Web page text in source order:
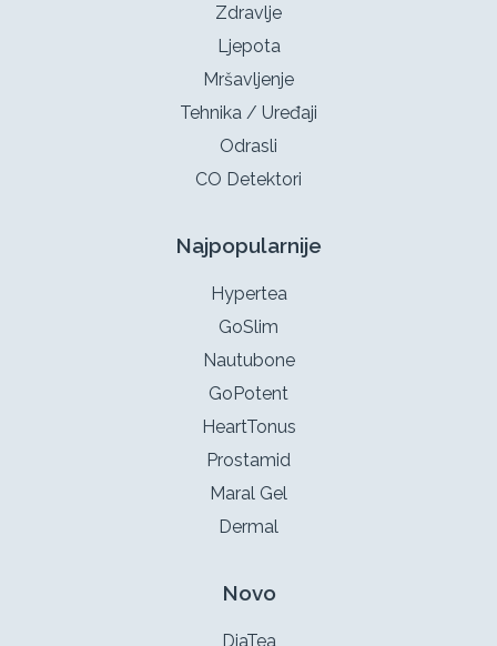
Zdravlje
Ljepota
Mršavljenje
Tehnika / Uređaji
Odrasli
CO Detektori
Najpopularnije
Hypertea
GoSlim
Nautubone
GoPotent
HeartTonus
Prostamid
Maral Gel
Dermal
Novo
DiaTea